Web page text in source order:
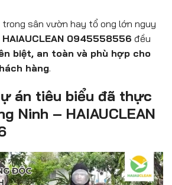
sân vườn hay tổ ong lớn nguy
HAIAUCLEAN 0945558556 đều
biệt, an toàn và phù hợp cho
hàng.
án tiêu biểu đã thực
Ninh – HAIAUCLEAN